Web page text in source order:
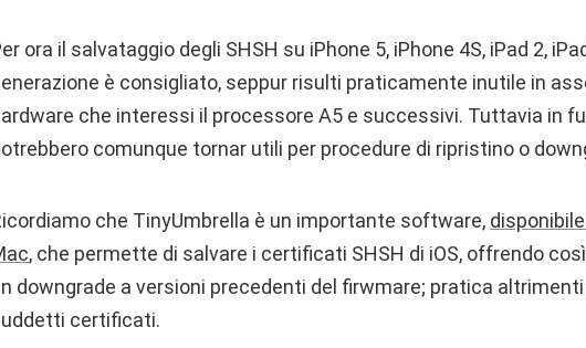
ora il salvataggio degli SHSH su iPhone 5, iPhone 4S, iPad 2,
è consigliato, seppur risulti praticamente inutile in
che interessi il processore A5 e successivi. Tuttavia in
comunque tornar utili per procedure di ripristino o
che TinyUmbrella è un importante software,
, che permette di salvare i certificati SHSH di iOS, offrendo
downgrade a versioni precedenti del firwmare; pratica
certificati.